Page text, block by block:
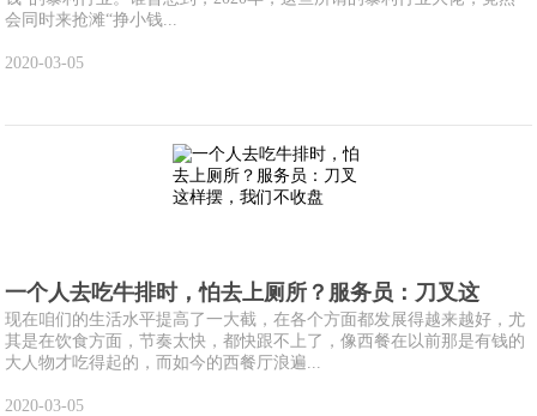
会同时来抢滩“挣小钱...
2020-03-05
一个人去吃牛排时，怕去上厕所？服务员：刀叉这
现在咱们的生活水平提高了一大截，在各个方面都发展得越来越好，尤
其是在饮食方面，节奏太快，都快跟不上了，像西餐在以前那是有钱的
大人物才吃得起的，而如今的西餐厅浪遍...
2020-03-05